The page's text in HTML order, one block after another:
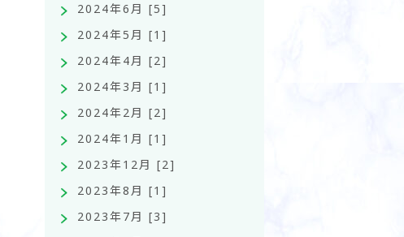
2024年6月 [5]
2024年5月 [1]
2024年4月 [2]
2024年3月 [1]
2024年2月 [2]
2024年1月 [1]
2023年12月 [2]
2023年8月 [1]
2023年7月 [3]